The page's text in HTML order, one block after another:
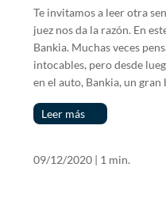
Te invitamos a leer otra
juez nos da la razón. En
Bankia. Muchas veces
intocables, pero desde
en el auto, Bankia, un gran
Leer más
09/12/2020 | 1 min.